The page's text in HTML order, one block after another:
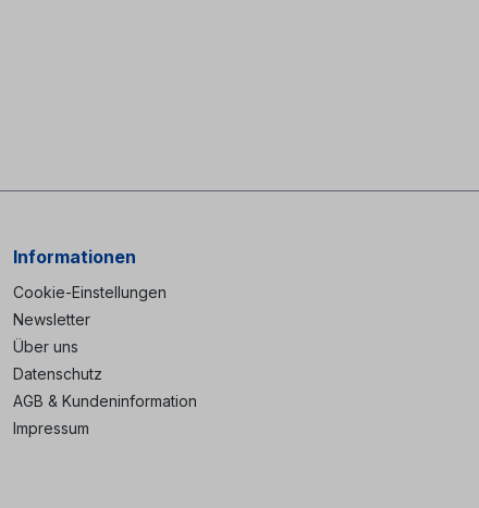
Informationen
Cookie-Einstellungen
Newsletter
Über uns
Datenschutz
AGB & Kundeninformation
Impressum